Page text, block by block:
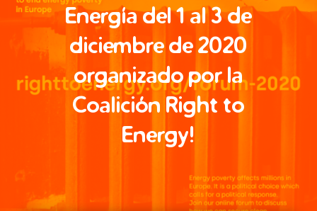
Energía del 1 al 3 de
diciembre de 2020
organizado por la
Coalición Right to
Energy!